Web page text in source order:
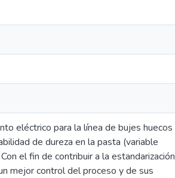
eléctrico para la línea de bujes huecos
de dureza en la pasta (variable
el fin de contribuir a la estandarización
mejor control del proceso y de sus